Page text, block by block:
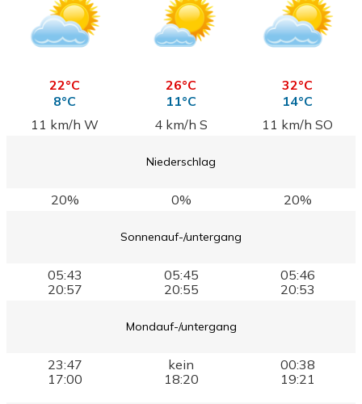
22°C
8°C
26°C
11°C
32°C
14°C
11 km/h W
4 km/h S 11 km/h SO
Niederschlag
20% 0% 20%
Sonnenauf-/untergang
05:43
20:57
05:45
20:55
05:46
20:53
Mondauf-/untergang
23:47
17:00
kein
18:20
00:38
19:21